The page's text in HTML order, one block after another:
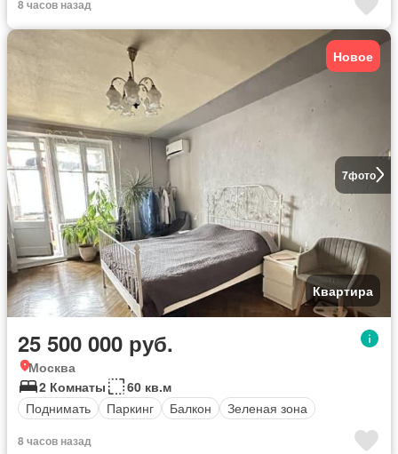
8 часов назад
7фото
Новое
Квартира
25 500 000 руб.
Москва
2 Комнаты
60 кв.м
Поднимать
Паркинг Балкон Зеленая зона
8 часов назад